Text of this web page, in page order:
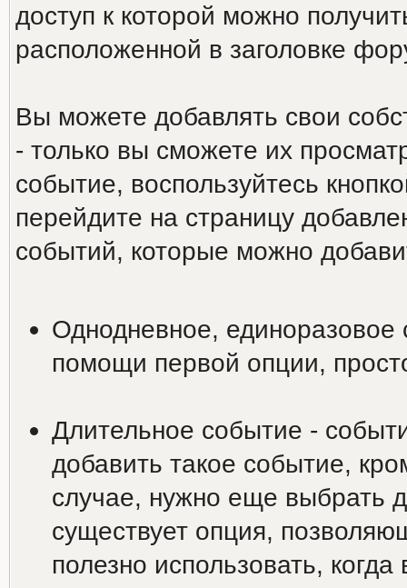
доступ к которой можно
расположенной в заголовке
Вы можете добавлять свои
- только вы сможете их
событие, воспользуйтесь
перейдите на страницу
событий, которые можно
Однодневное,
помощи первой опции,
Длительное событие -
добавить такое событие,
случае, нужно еще выбрать
существует опция,
полезно использовать,